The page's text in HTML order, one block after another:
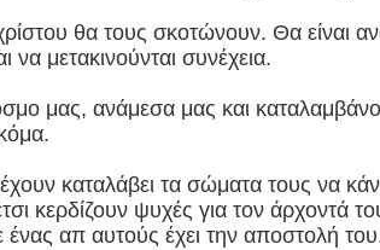
θα τους σκοτώνουν. Θα είναι
μετακινούνται συνέχεια.
μας, ανάμεσα μας και
καταλάβει τα σώματα τους να
κερδίζουν ψυχές για τον άρχοντά
ένας απ αυτούς έχει την αποστολή